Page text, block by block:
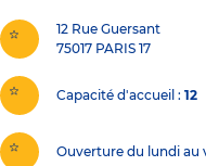
12 Rue Guersant
75017 PARIS 17
Capacité d'accueil 12
Ouverture du lundi au